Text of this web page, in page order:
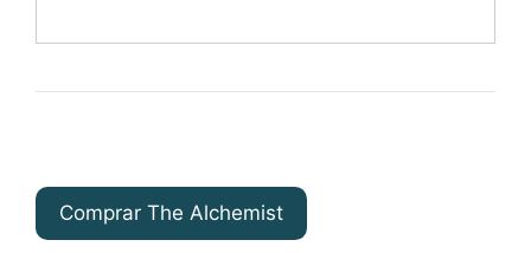
Comprar The Alchemist